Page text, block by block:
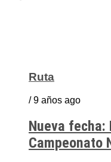
Ruta
/ 9 años ago
Nueva fecha:
Campeonato